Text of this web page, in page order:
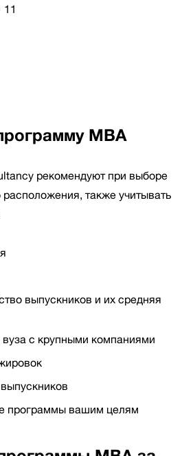
MBA
рекомендуют при выборе
также учитывать
выпускников и их средняя
вуза с крупными компаниями
программы вашим целям